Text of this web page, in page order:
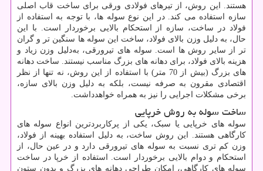
هستند. این روش، از تیرهای فولادی ورقی برای ساخت قاب اصلی
سازه استفاده می ‌کند. در این نوع سوله‌ ها، با توجه به استفاده از
فولاد در ساخت، سازه از استحکام بالایی برخوردار است. با این
حال، به‌ دلیل وزن بالای فولاد، ساخت این سوله‌ ها سنگین‌ تر و گران
‌تر از سایر روش ‌ها است. سوله ‌های تیرورقی، به‌دلیل وزن زیاد و
هزینه بالای فولاد، برای دهانه ‌های بزرگ مناسب نیستند. ساخت دهانه
‌های بزرگ (بیش از 70 متر) با استفاده از این روش، نه تنها از نظر
اقتصادی مقرون به‌ صرفه نیست، بلکه به‌ دلیل وزن بالای سازه،
برخی مشکلات اجرایی را نیز به ‌همراه خواهدداشت.
ساخت سوله ‌به روش خرپایی
سوله‌ های خرپایی یا سبک، یکی از پرکاربردترین انواع سوله‌ های
کارگاهی هستند. این روش ساخت، به‌ دلیل استفاده بهینه از فولاد،
وزن کم تری نسبت به سوله ‌های تیرورقی دارد و در عین حال، از
استحکام و دوام بالایی برخوردار است. استفاده از خرپا در ساخت
سوله‌ های کارگاهی، امکان طراحی دهانه‌ های بزرگ و بدون ستون